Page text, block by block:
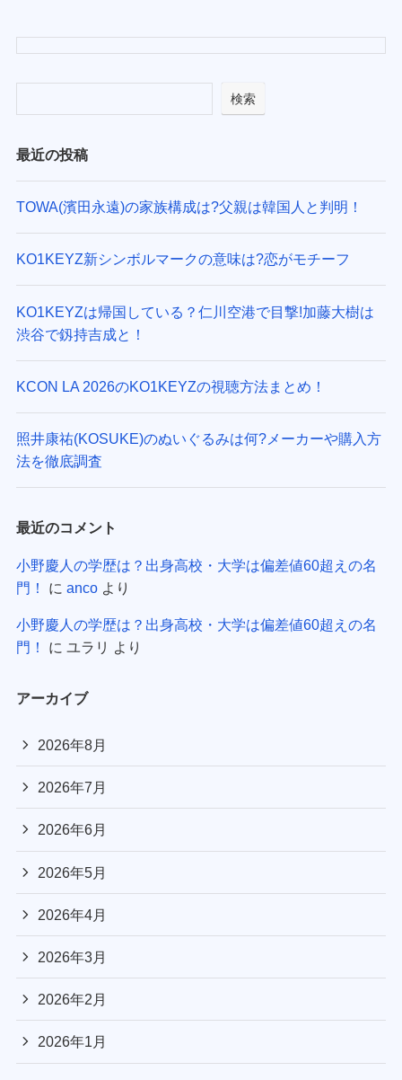
検索
最近の投稿
TOWA(濱田永遠)の家族構成は?父親は韓国人と判明！
KO1KEYZ新シンボルマークの意味は?恋がモチーフ
KO1KEYZは帰国している？仁川空港で目撃!加藤大樹は
渋谷で釼持吉成と！
KCON LA 2026のKO1KEYZの視聴方法まとめ！
照井康祐(KOSUKE)のぬいぐるみは何?メーカーや購入方
法を徹底調査
最近のコメント
小野慶人の学歴は？出身高校・大学は偏差値60超えの名
門！
に ancoより
小野慶人の学歴は？出身高校・大学は偏差値60超えの名
門！
に ユラリ より
アーカイブ
2026年8月
2026年7月
2026年6月
2026年5月
2026年4月
2026年3月
2026年2月
2026年1月